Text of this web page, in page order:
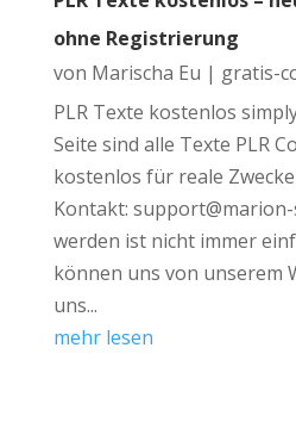
ohne Registrierung
von Marischa Eu | gratis-
PLR Texte kostenlos
Seite sind alle Texte PLR
kostenlos für reale
Kontakt:
werden ist nicht immer
können uns von unserem
uns...
mehr lesen